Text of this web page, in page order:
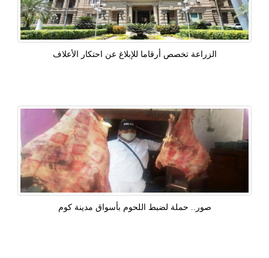
الزراعة تخصص أرقاما للإبلاغ عن احتكار الأعلاف
صور.. حملة لضبط اللحوم بأسواق مدينة كوم